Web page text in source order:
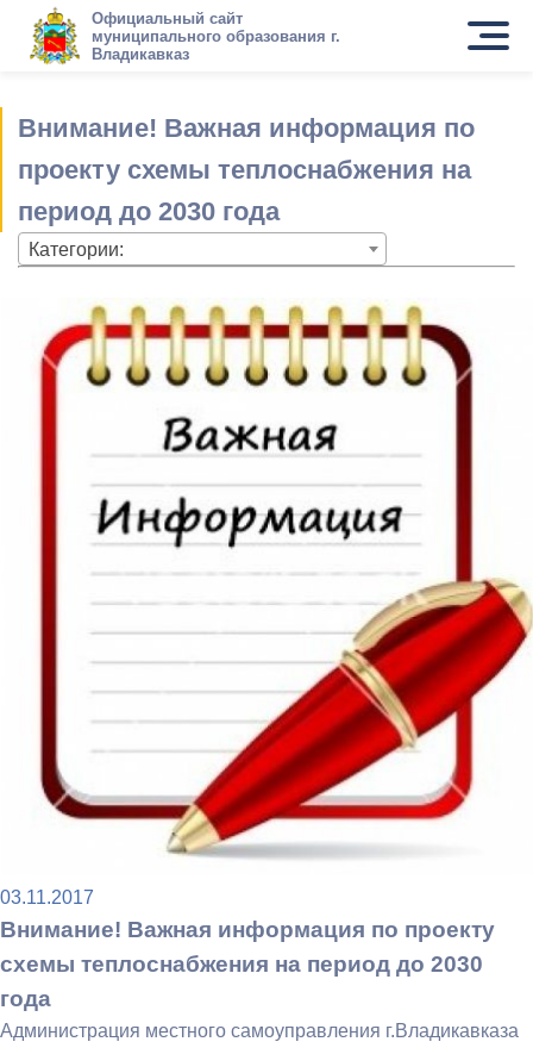
Официальный сайт
муниципального образования г.
Владикавказ
Внимание! Важная информация по
проекту схемы теплоснабжения на
период до 2030 года
Категории:
03.11.2017
Внимание! Важная информация по проекту
схемы теплоснабжения на период до 2030
года
Администрация местного самоуправления г.Владикавказа